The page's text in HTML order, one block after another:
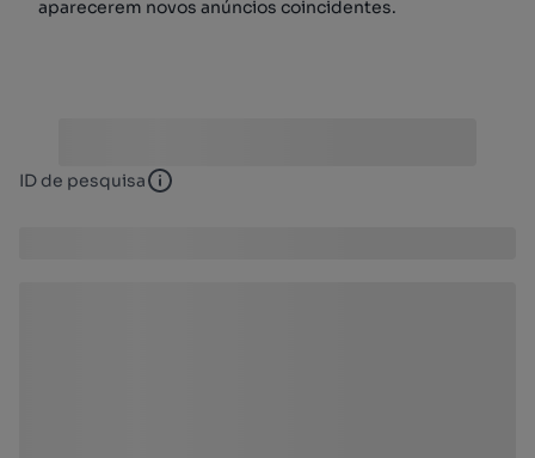
aparecerem novos anúncios coincidentes.
ID de pesquisa ID de pesquisa